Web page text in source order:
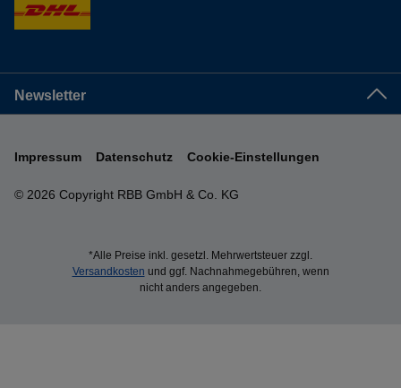
Newsletter
© 2026 Copyright RBB GmbH & Co. KG
Impressum Datenschutz Cookie-Einstellungen
*Alle Preise inkl. gesetzl. Mehrwertsteuer zzgl.
Versandkosten und ggf. Nachnahmegebühren, wenn
nicht anders angegeben.